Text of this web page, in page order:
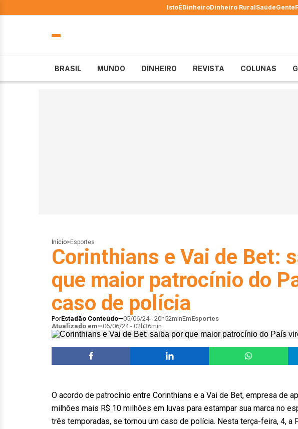
IstoÉDinheiroDinheiro RuralSaúdeGente
BRASIL MUNDO DINHEIRO REVISTA COLUNAS
Início> Esportes
Corinthians e Vai de Bet:
que maior patrocínio do
caso de polícia
PorEstadão Conteúdo 05/06/24 - 20h52minEmEsportes
Atualizado em
06/06/24 - 02h36min
O acordo de patrocínio entre Corinthians e a Vai de Bet, empresa de
milhões mais R$ 10 milhões em luvas para estampar sua marca no
três temporadas, se tornou um caso de polícia. Nesta terça-feira, 4,